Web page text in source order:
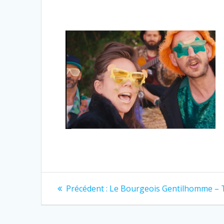
Navigation
de
Précédent : Article
Le Bourgeois Gentilhomme –